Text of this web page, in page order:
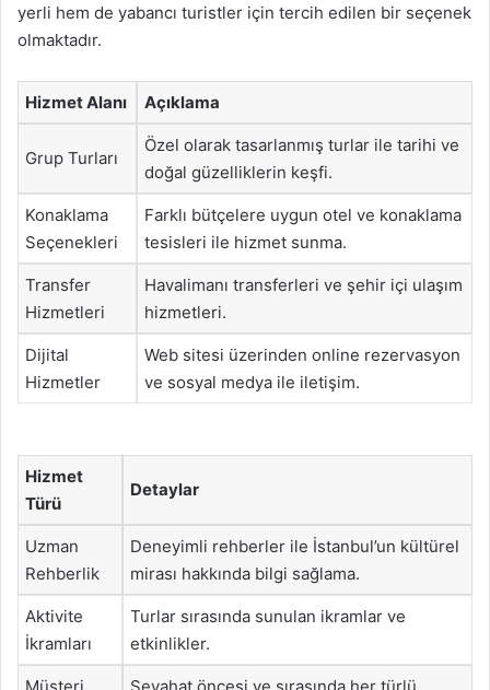
yerli hem de yabancı turistler için tercih edilen bir seçenek
olmaktadır.
Hizmet Alanı Açıklama
Grup Turları
Özel olarak tasarlanmış turlar ile tarihi ve
doğal güzelliklerin keşfi.
Konaklama
Seçenekleri
Farklı bütçelere uygun otel ve konaklama
tesisleri ile hizmet sunma.
Transfer
Hizmetleri
Havalimanı transferleri ve şehir içi ulaşım
hizmetleri.
Dijital
Hizmetler
Web sitesi üzerinden online rezervasyon
ve sosyal medya ile iletişim.
Hizmet
Türü
Detaylar
Uzman
Rehberlik
Deneyimli rehberler ile İstanbul’un kültürel
mirası hakkında bilgi sağlama.
Aktivite
İkramları
Turlar sırasında sunulan ikramlar ve
etkinlikler.